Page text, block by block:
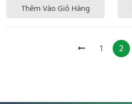
Thêm Vào Giỏ Hàng
1 2